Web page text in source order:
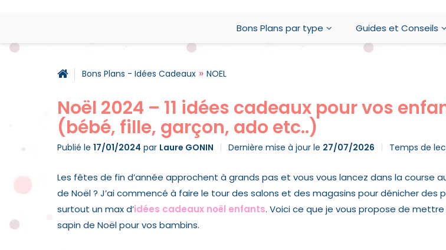
Bons Plans par type Guides et Conseils
Bons Plans - Idées Cadeaux » NOEL
Noël 2024 – 11 idées cadeaux pour vos
(bébé, fille, garçon, ado etc..)
Publié le 17/01/2024 par Laure GONIN Dernière mise à jour le 27/07/2026 Temps de
Les fêtes de fin d’année approchent à grands pas et vous vous lancez dans la course
de Noël ? J’ai commencé à faire le tour des salons et des magasins pour dénicher des
surtout un max d’idées cadeaux noël enfants. Voici ce que je vous propose de mettre
sapin de Noël pour vos bambins.